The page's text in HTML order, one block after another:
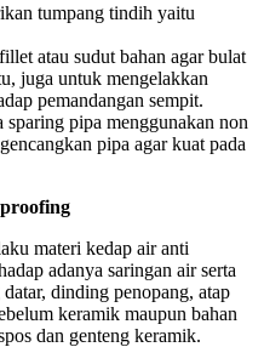
tumpang tindih yaitu
atau sudut bahan agar bulat
juga untuk mengelakkan
pemandangan sempit.
sparing pipa menggunakan non
pipa agar kuat pada
materi kedap air anti
adanya saringan air serta
dinding penopang, atap
keramik maupun bahan
dan genteng keramik.